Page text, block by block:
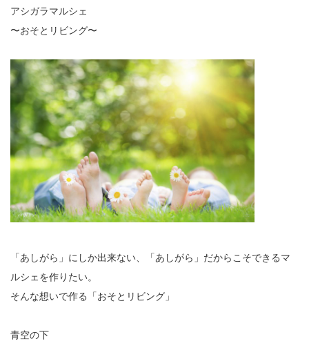
アシガラマルシェ
〜おそとリビング〜
「あしがら」にしか出来ない、「あしがら」だからこそできるマ
ルシェを作りたい。
そんな想いで作る「おそとリビング」
青空の下